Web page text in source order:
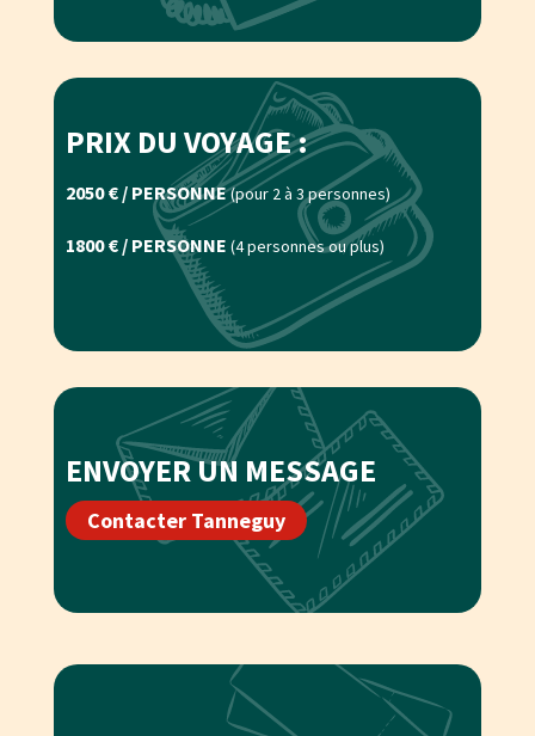
PRIX DU VOYAGE :
2050 € / PERSONNE (pour 2 à 3 personnes)
1800 € / PERSONNE (4 personnes ou plus)
ENVOYER UN MESSAGE
Contacter Tanneguy